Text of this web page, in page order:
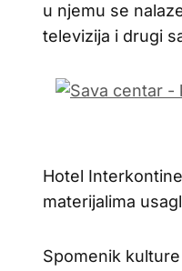
u njemu se
televizija i drugi
Hotel
materijalima
Spomenik